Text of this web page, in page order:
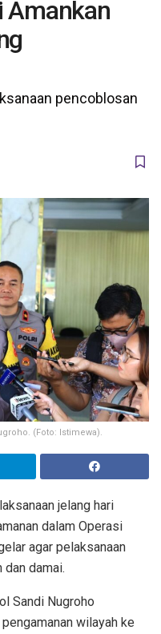
Amankan
pencoblosan
(Foto: Istimewa).
jelang hari
dalam Operasi
agar pelaksanaan
dan damai.
Sandi Nugroho
wilayah ke